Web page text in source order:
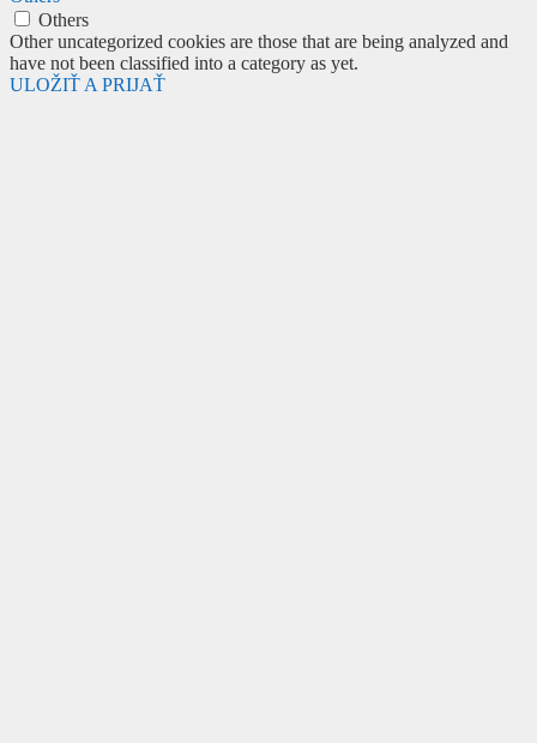
Others
Other uncategorized cookies are those that are being analyzed and
have not been classified into a category as yet.
ULOŽIŤ A PRIJAŤ